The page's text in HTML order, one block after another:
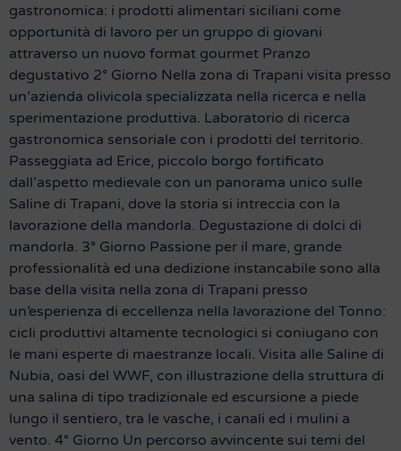
gastronomica: i prodotti alimentari siciliani come
opportunità di lavoro per un gruppo di giovani
attraverso un nuovo format gourmet Pranzo
degustativo 2° Giorno Nella zona di Trapani visita presso
un’azienda olivicola specializzata nella ricerca e nella
sperimentazione produttiva. Laboratorio di ricerca
gastronomica sensoriale con i prodotti del territorio.
Passeggiata ad Erice, piccolo borgo fortificato
dall’aspetto medievale con un panorama unico sulle
Saline di Trapani, dove la storia si intreccia con la
lavorazione della mandorla. Degustazione di dolci di
mandorla. 3° Giorno Passione per il mare, grande
professionalità ed una dedizione instancabile sono alla
base della visita nella zona di Trapani presso
un’esperienza di eccellenza nella lavorazione del Tonno:
cicli produttivi altamente tecnologici si coniugano con
le mani esperte di maestranze locali. Visita alle Saline di
Nubia, oasi del WWF, con illustrazione della struttura di
una salina di tipo tradizionale ed escursione a piede
lungo il sentiero, tra le vasche, i canali ed i mulini a
vento. 4° Giorno Un percorso avvincente sui temi del